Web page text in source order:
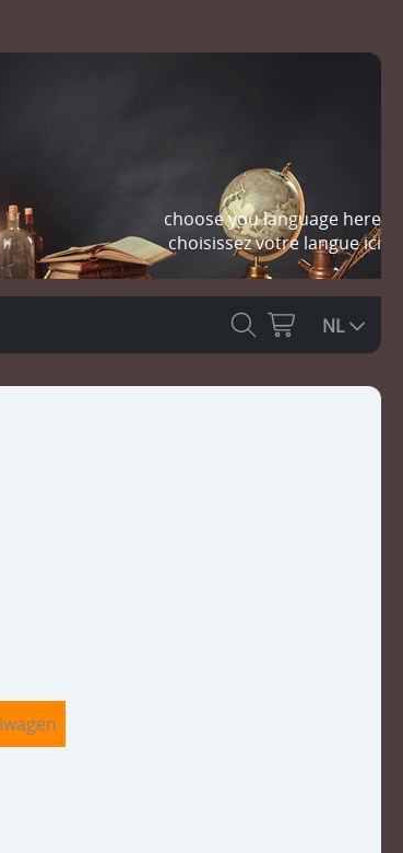
choose you language here
choisissez votre langue ici
NL